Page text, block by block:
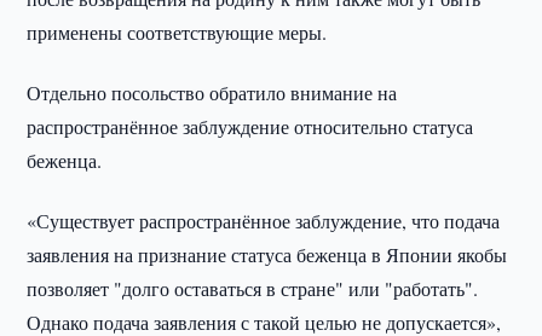
применены соответствующие меры.
Отдельно посольство обратило внимание на
распространённое заблуждение относительно статуса
беженца.
«Существует распространённое заблуждение, что подача
заявления на признание статуса беженца в Японии якобы
позволяет "долго оставаться в стране" или "работать".
Однако подача заявления с такой целью не допускается»,